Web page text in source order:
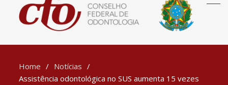
Home
Notícias
Assistência odontológica no SUS aumenta 15 vezes